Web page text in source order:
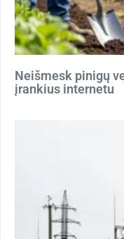
Neišmesk pinigų
įrankius internetu